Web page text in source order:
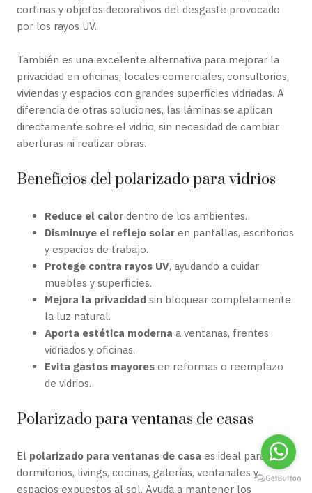
cortinas y objetos decorativos del desgaste provocado
por los rayos UV.
También es una excelente alternativa para mejorar la
privacidad en oficinas, locales comerciales, consultorios,
viviendas y espacios con grandes superficies vidriadas. A
diferencia de otras soluciones, las láminas se aplican
directamente sobre el vidrio, sin necesidad de cambiar
aberturas ni realizar obras.
Beneficios del polarizado para vidrios
Reduce el calor dentro de los ambientes.
Disminuye el reflejo solar en pantallas, escritorios
y espacios de trabajo.
Protege contra rayos UV, ayudando a cuidar
muebles y superficies.
Mejora la privacidad sin bloquear completamente
la luz natural.
Aporta estética moderna a ventanas, frentes
vidriados y oficinas.
Evita gastos mayores en reformas o reemplazo
de vidrios.
Polarizado para ventanas de casas
El polarizado para ventanas de casa es ideal para
dormitorios, livings, cocinas, galerías, ventanales y
espacios expuestos al sol. Ayuda a mantener los